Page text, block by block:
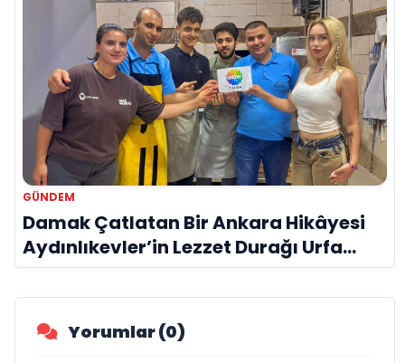
GÜNDEM
Damak Çatlatan Bir Ankara Hikâyesi
Aydınlıkevler’in Lezzet Durağı Urfa
Damak
Yorumlar (0)